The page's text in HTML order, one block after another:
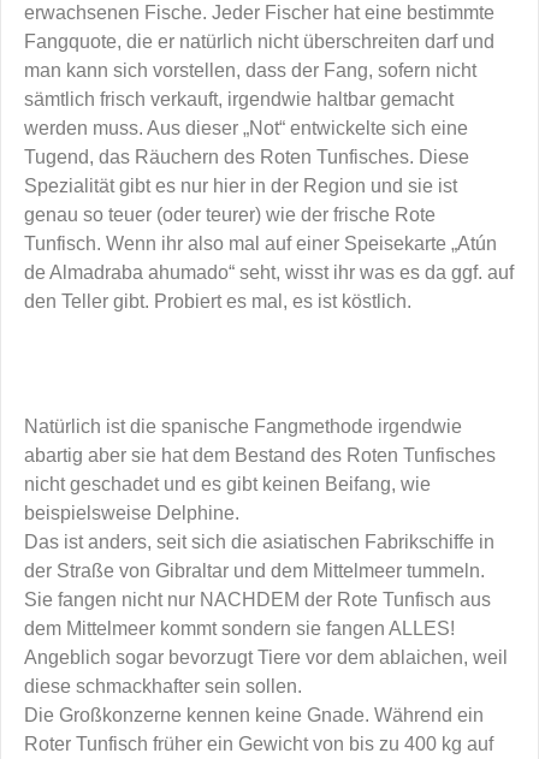
erwachsenen Fische. Jeder Fischer hat eine bestimmte
Fangquote, die er natürlich nicht überschreiten darf und
man kann sich vorstellen, dass der Fang, sofern nicht
sämtlich frisch verkauft, irgendwie haltbar gemacht
werden muss. Aus dieser „Not“ entwickelte sich eine
Tugend, das Räuchern des Roten Tunfisches. Diese
Spezialität gibt es nur hier in der Region und sie ist
genau so teuer (oder teurer) wie der frische Rote
Tunfisch. Wenn ihr also mal auf einer Speisekarte „Atún
de Almadraba ahumado“ seht, wisst ihr was es da ggf. auf
den Teller gibt. Probiert es mal, es ist köstlich.
Natürlich ist die spanische Fangmethode irgendwie
abartig aber sie hat dem Bestand des Roten Tunfisches
nicht geschadet und es gibt keinen Beifang, wie
beispielsweise Delphine.
Das ist anders, seit sich die asiatischen Fabrikschiffe in
der Straße von Gibraltar und dem Mittelmeer tummeln.
Sie fangen nicht nur NACHDEM der Rote Tunfisch aus
dem Mittelmeer kommt sondern sie fangen ALLES!
Angeblich sogar bevorzugt Tiere vor dem ablaichen, weil
diese schmackhafter sein sollen.
Die Großkonzerne kennen keine Gnade. Während ein
Roter Tunfisch früher ein Gewicht von bis zu 400 kg auf